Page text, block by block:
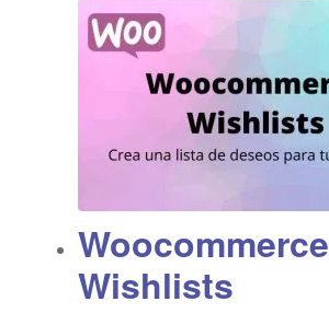
Woocommerce
Wishlists